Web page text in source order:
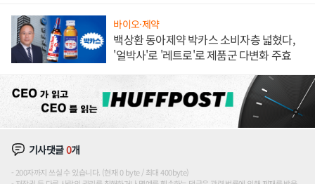
바이오·제약
백상환 동아제약 박카스 소비자층 넓혔다,
'얼박사'로 '레트로'로 제품군 다변화 주효
기사댓글0개
200자까지 쓰실 수 있습니다. (현재 0 byte / 최대 400byte)